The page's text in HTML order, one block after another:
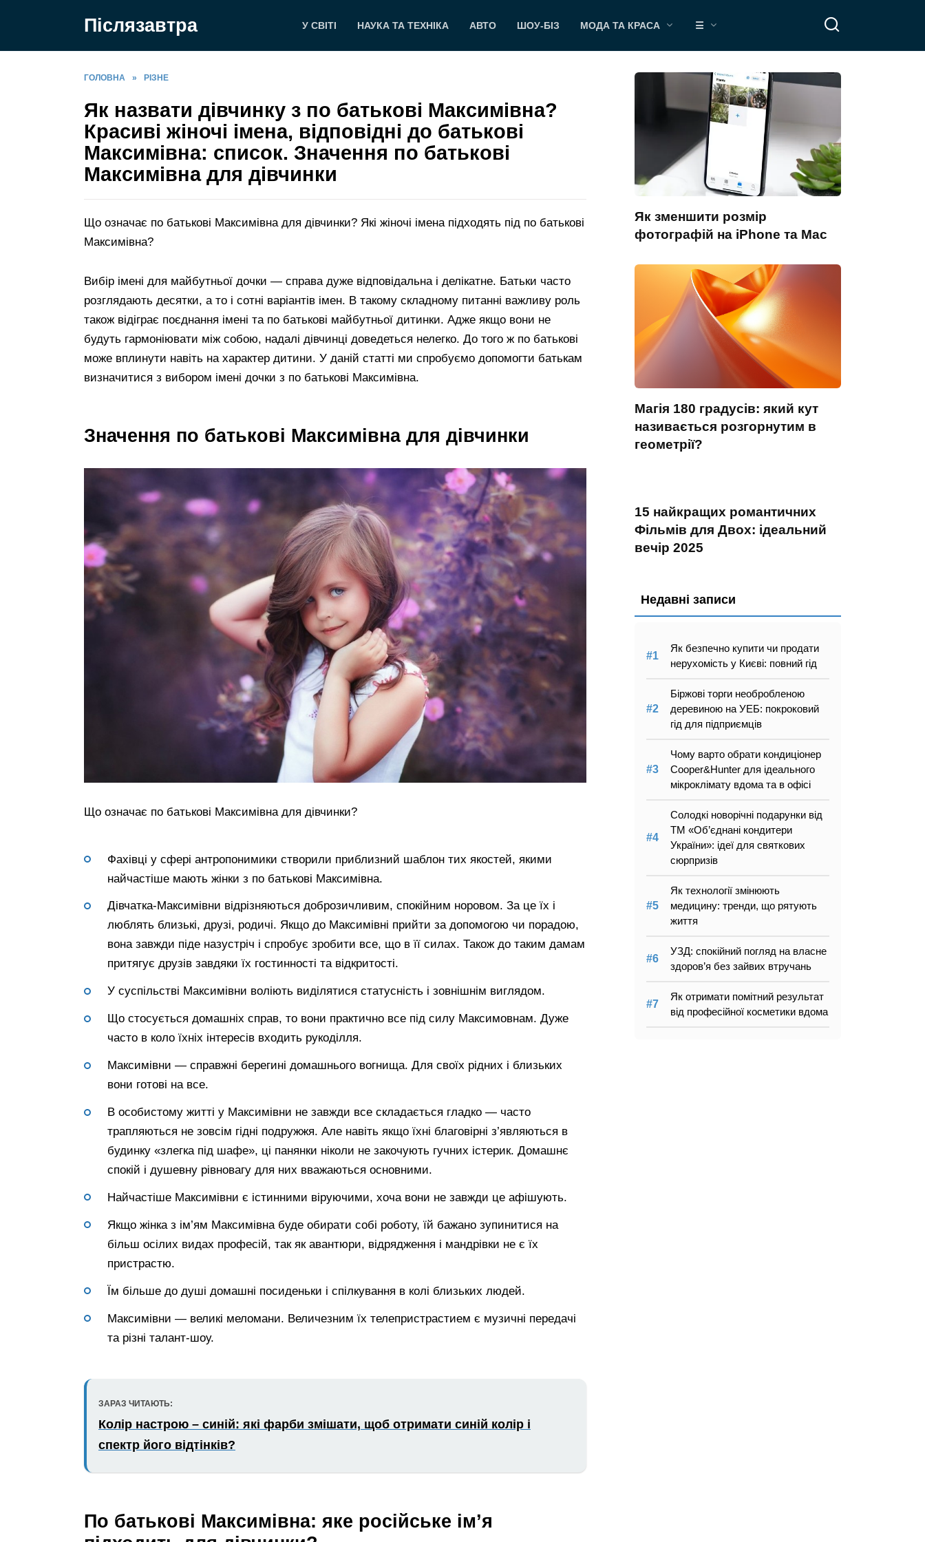
Післязавтра У СВІТІ НАУКА ТА ТЕХНІКА АВТО ШОУ-БІЗ МОДА ТА КРАСА ☰
ГОЛОВНА » РІЗНЕ
Як назвати дівчинку з по батькові Максимівна?
Красиві жіночі імена, відповідні до батькові
Максимівна: список. Значення по батькові
Максимівна для дівчинки
Що означає по батькові Максимівна для дівчинки? Які жіночі імена підходять під по батькові
Максимівна?
Вибір імені для майбутньої дочки — справа дуже відповідальна і делікатне. Батьки часто
розглядають десятки, а то і сотні варіантів імен. В такому складному питанні важливу роль
також відіграє поєднання імені та по батькові майбутньої дитинки. Адже якщо вони не
будуть гармоніювати між собою, надалі дівчинці доведеться нелегко. До того ж по батькові
може вплинути навіть на характер дитини. У даній статті ми спробуємо допомогти батькам
визначитися з вибором імені дочки з по батькові Максимівна.
Значення по батькові Максимівна для дівчинки
Що означає по батькові Максимівна для дівчинки?
Фахівці у сфері антропонимики створили приблизний шаблон тих якостей, якими
найчастіше мають жінки з по батькові Максимівна.
Дівчатка-Максимівни відрізняються доброзичливим, спокійним норовом. За це їх і
люблять близькі, друзі, родичі. Якщо до Максимівні прийти за допомогою чи порадою,
вона завжди піде назустріч і спробує зробити все, що в її силах. Також до таким дамам
притягує друзів завдяки їх гостинності та відкритості.
У суспільстві Максимівни воліють виділятися статусність і зовнішнім виглядом.
Що стосується домашніх справ, то вони практично все під силу Максимовнам. Дуже
часто в коло їхніх інтересів входить рукоділля.
Максимівни — справжні берегині домашнього вогнища. Для своїх рідних і близьких
вони готові на все.
В особистому житті у Максимівни не завжди все складається гладко — часто
трапляються не зовсім гідні подружжя. Але навіть якщо їхні благовірні з’являються в
будинку «злегка під шафе», ці панянки ніколи не закочують гучних істерик. Домашнє
спокій і душевну рівновагу для них вважаються основними.
Найчастіше Максимівни є істинними віруючими, хоча вони не завжди це афішують.
Якщо жінка з ім’ям Максимівна буде обирати собі роботу, їй бажано зупинитися на
більш осілих видах професій, так як авантюри, відрядження і мандрівки не є їх
пристрастю.
Їм більше до душі домашні посиденьки і спілкування в колі близьких людей.
Максимівни — великі меломани. Величезним їх телепристрастием є музичні передачі
та різні талант-шоу.
ЗАРАЗ ЧИТАЮТЬ:
Колір настрою – синій: які фарби змішати, щоб отримати синій колір і
спектр його відтінків?
По батькові Максимівна: яке російське ім’я
Як зменшити розмір
фотографій на iPhone та Mac
Магія 180 градусів: який кут
називається розгорнутим в
геометрії?
15 найкращих романтичних
Фільмів для Двох: ідеальний
вечір 2025
Недавні записи
Як безпечно купити чи продати
нерухомість у Києві: повний гід
Біржові торги необробленою
деревиною на УЕБ: покроковий
гід для підприємців
Чому варто обрати кондиціонер
Cooper&Hunter для ідеального
мікроклімату вдома та в офісі
Солодкі новорічні подарунки від
ТМ «Об’єднані кондитери
України»: ідеї для святкових
сюрпризів
Як технології змінюють
медицину: тренди, що рятують
життя
УЗД: спокійний погляд на власне
здоров’я без зайвих втручань
Як отримати помітний результат
від професійної косметики вдома